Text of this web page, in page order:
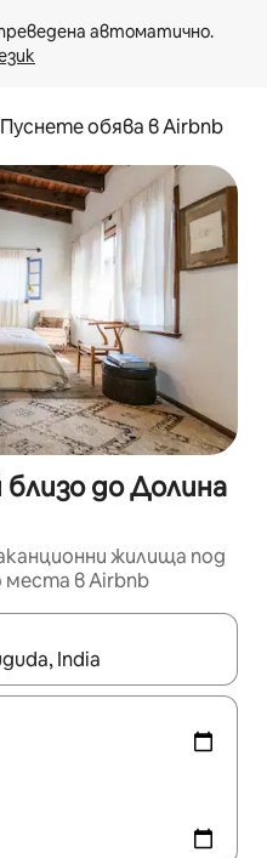
Пуснете обява в Airbnb
до Долина
жилища под
места в Airbnb
използвайте